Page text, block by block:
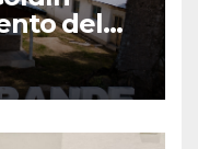
del
nuevas
gestión